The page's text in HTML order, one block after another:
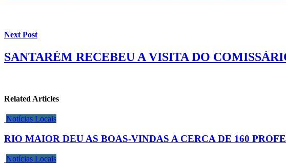
Next Post
SANTARÉM RECEBEU A VISITA DO
Related Articles
Notícias Locais
RIO MAIOR DEU AS BOAS-VINDAS A CERCA DE 160
Notícias Locais